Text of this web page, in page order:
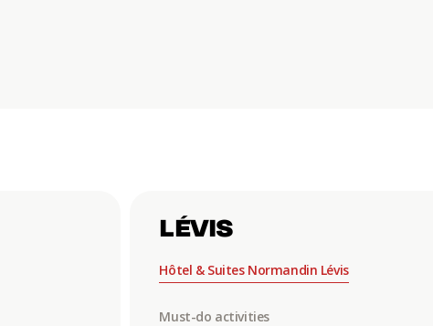
LÉVIS
Hôtel & Suites Normandin Lévis
Must-do activities